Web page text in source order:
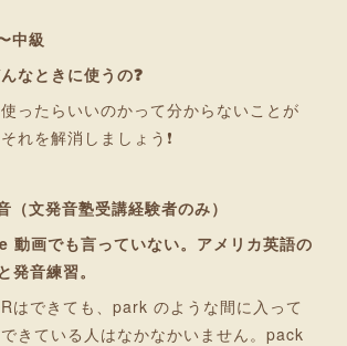
中級
なときに使うの❓
ったらいいのかって分からないことが
れを解消しましょう❗
文発音塾受講経験者のみ）
画でも言っていない。アメリカ英語の
発音練習。
はできても、park のような間に入って
きている人はなかなかいません。pack